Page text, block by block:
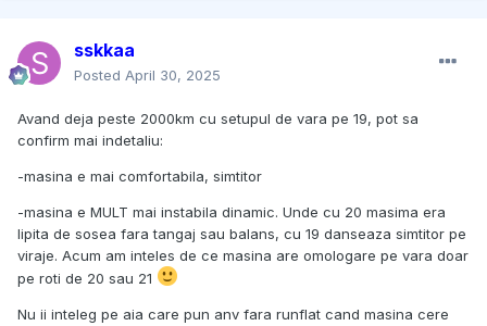
sskkaa
Posted April 30, 2025
Avand deja peste 2000km cu setupul de vara pe 19, pot sa
confirm mai indetaliu:
-masina e mai comfortabila, simtitor
-masina e MULT mai instabila dinamic. Unde cu 20 masima era
lipita de sosea fara tangaj sau balans, cu 19 danseaza simtitor pe
viraje. Acum am inteles de ce masina are omologare pe vara doar
pe roti de 20 sau 21
Nu ii inteleg pe aia care pun anv fara runflat cand masina cere